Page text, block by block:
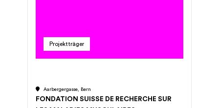
Projektträger
Aarbergergasse, Bern
FONDATION SUISSE DE RECHERCHE SUR